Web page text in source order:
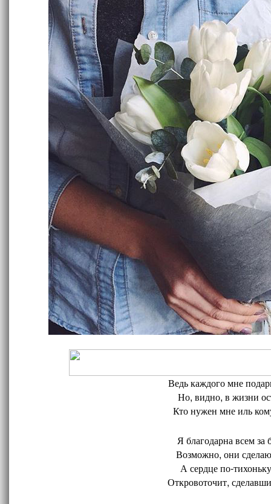
Ведь каждого мне
Но, видно, в жизни
Кто нужен мне иль
Я благодарна всем за
Возможно, они
А сердце по-
Откровоточит,